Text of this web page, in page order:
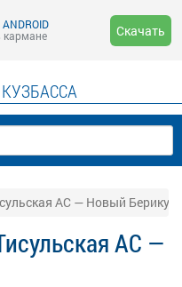
кармане
Скачать
АС — Новый
АС —